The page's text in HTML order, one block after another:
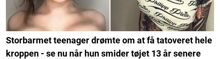
Storbarmet teenager drømte om at få tatoveret hele
kroppen - se nu når hun smider tøjet 13 år senere